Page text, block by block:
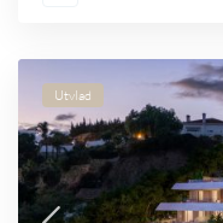
Benahavis Västra
Solenne
Vanaf€ 990.000